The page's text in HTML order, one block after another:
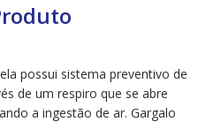
possui sistema preventivo de
de um respiro que se abre
a ingestão de ar. Gargalo